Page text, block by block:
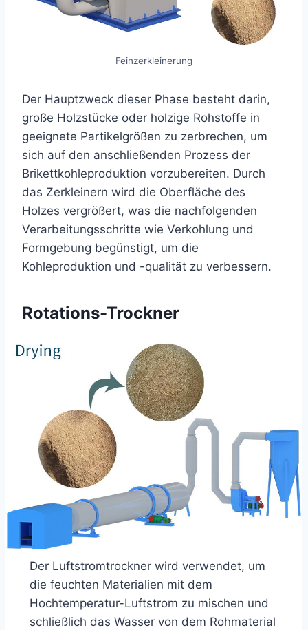
Feinzerkleinerung
Der Hauptzweck dieser Phase besteht darin,
große Holzstücke oder holzige Rohstoffe in
geeignete Partikelgrößen zu zerbrechen, um
sich auf den anschließenden Prozess der
Brikettkohleproduktion vorzubereiten. Durch
das Zerkleinern wird die Oberfläche des
Holzes vergrößert, was die nachfolgenden
Verarbeitungsschritte wie Verkohlung und
Formgebung begünstigt, um die
Kohleproduktion und -qualität zu verbessern.
Rotations-Trockner
Der Luftstromtrockner wird verwendet, um
die feuchten Materialien mit dem
Hochtemperatur-Luftstrom zu mischen und
schließlich das Wasser von dem Rohmaterial